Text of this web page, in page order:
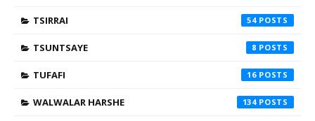
TSIRRAI 54
TSUNTSAYE 8
TUFAFI 16
WALWALAR HARSHE 134